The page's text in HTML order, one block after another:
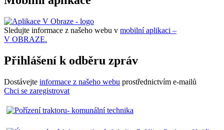
Sledujte informace z našeho webu v mobilní aplikaci –
V OBRAZE.
Přihlášení k odběru zpráv
Dostávejte informace z našeho webu prostřednictvím e-mailů
Chci se zaregistrovat